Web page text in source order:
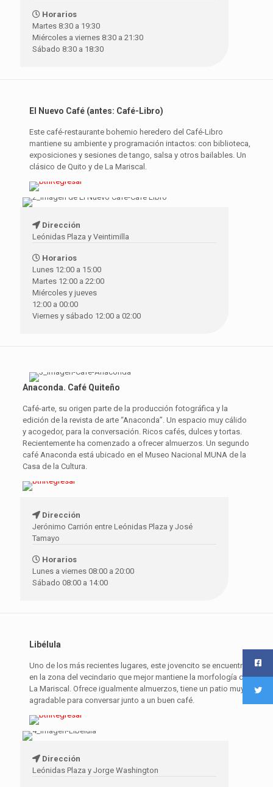
Horarios
Martes 8:30 a 19:30
Miércoles a viernes 8:30 a 21:30
Sábado 8:30 a 18:30
El Nuevo Café (antes: Café-Libro)
Este café-restaurante bohemio heredero del Café-Libro
mantiene su ambiente y programación intactos: con biblioteca,
exposiciones y sesiones de tango, salsa y otros bailables. Un
clásico de Quito y de La Mariscal.
Dirección
Leónidas Plaza y Veintimilla
Horarios
Lunes 12:00 a 15:00
Martes 12:00 a 22:00
Miércoles y jueves
12:00 a 00:00
Viernes y sábado 12:00 a 02:00
Anaconda. Café Quiteño
Café-arte, su origen parte de la producción fotográfica y la
edición de la revista de arte “Anaconda”. Un espacio muy cálido
y acogedor, para la conversación. Ricos cafés, dulces y tortas.
Recientemente ha comenzado a ofrecer almuerzos. Un segundo
café Anaconda está ubicado en el Museo Nacional MUNA de la
Casa de la Cultura.
Dirección
Jerónimo Carrión entre Leónidas Plaza y José
Tamayo
Horarios
Lunes a viernes 08:00 a 20:00
Sábado 08:00 a 14:00
Libélula
Uno de los más recientes lugares, este jovencito se encuentra
en la zona del vecindario que mejor mantiene la morfología de
La Mariscal. Ofrece igualmente almuerzos, tiene un patio muy
agradable para conversar junto a un buen café.
Dirección
Leónidas Plaza y Jorge Washington